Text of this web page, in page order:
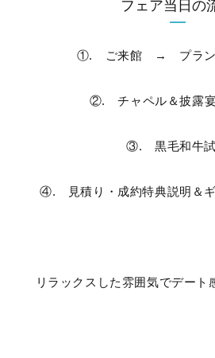
フェア当日の
①. ご来館 → プラン
②. チャペル＆披露
③. 黒毛和牛
④. 見積り・成約特典説明＆ギ
リラックスした雰囲気でデー